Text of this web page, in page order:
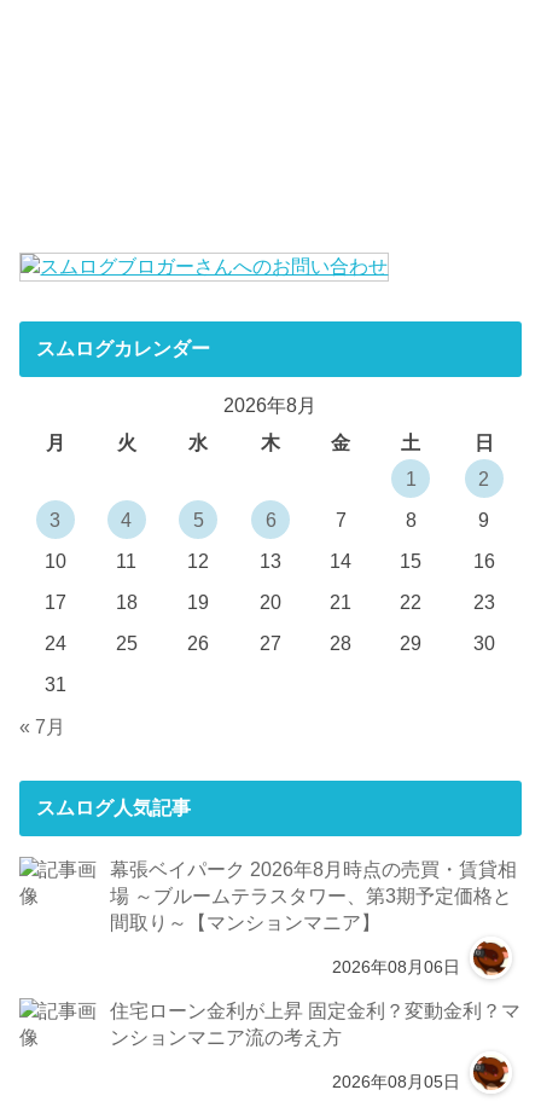
スムログカレンダー
2026年8月
月
火 水 木 金 土
日
1
2
3
4 5 6 7 8
9
10
11 12 13 14 15
16
17
18 19 20 21 22
23
24
25 26 27 28 29
30
31
« 7月
スムログ人気記事
幕張ベイパーク 2026年8月時点の売買・賃貸相
場 ～ブルームテラスタワー、第3期予定価格と
間取り～【マンションマニア】
2026年08月06日
住宅ローン金利が上昇 固定金利？変動金利？マ
ンションマニア流の考え方
2026年08月05日